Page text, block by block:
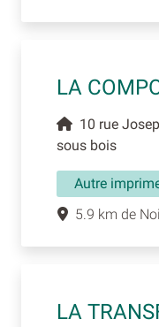
LA
10 rue
sous bois
Autre
5.9 km de
LA